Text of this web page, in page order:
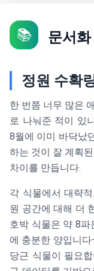
📚 문서화
정원 수확
한 번쯤 너무 많은
로 나눠준 적이 있
8월에 이미 바닥났
하는 것이 잘 계획
차이를 만듭니다.
각 식물에서 대략
원 공간에 대해 더
호박 식물은 약 8
에 충분한 양입니
당근 식물이 필요